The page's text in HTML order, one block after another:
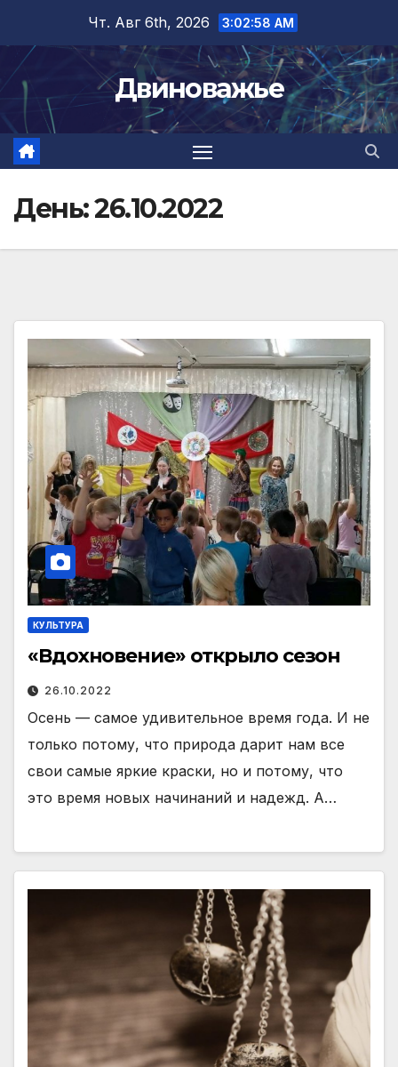
содержимому
Чт. Авг 6th, 2026 3:02:59 AM
Двиноважье
День:26.10.2022
КУЛЬТУРА
«Вдохновение» открыло сезон
26.10.2022
Осень — самое удивительное время года. И не
только потому, что природа дарит нам все
свои самые яркие краски, но и потому, что
это время новых начинаний и надежд. А…